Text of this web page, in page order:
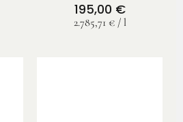
195,00 €
2.785,71 €/ l